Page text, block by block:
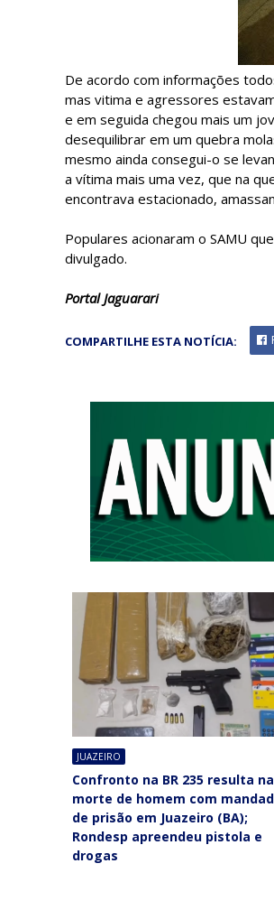
De acordo com informações
mas vitima e agressores
e em seguida chegou mais um
desequilibrar em um quebra
mesmo ainda consegui-o se
a vítima mais uma vez, que na
encontrava estacionado,
Populares acionaram o SAMU
divulgado.
Portal Jaguarari
COMPARTILHE ESTA NOTÍCIA:
JUAZEIRO
Confronto na BR 235 resulta na
morte de homem com
de prisão em Juazeiro (BA);
Rondesp apreendeu pistola e
drogas